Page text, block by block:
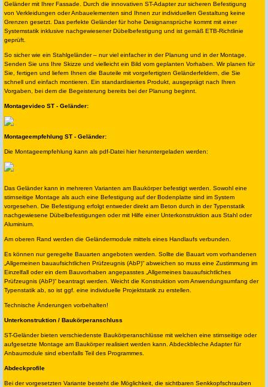
Geländer mit Ihrer Fassade. Durch die innovativen ST-Adapter zur sicheren Befestigung
von Verkleidungen oder Anbauelementen sind Ihnen zur individuellen Gestaltung keine
Grenzen gesetzt. Das perfekte Geländer für hohe Designansprüche kommt mit einer
Systemstatik inklusive nachgewiesener Dübelbefestigung und ist gemäß ETB-Richtlinie
geprüft.
So sicher wie ein Stahlgeländer – nur viel einfacher in der Planung und in der Montage.
Senden Sie uns Ihre Skizze und vielleicht ein Bild vom geplanten Vorhaben. Wir planen für
Sie, fertigen und liefern Ihnen die Bauteile mit vorgefertigten Geländerfeldern, die Sie
schnell und einfach montieren. Ein standardisiertes Produkt, ausgeprägt nach Ihren
Vorgaben, bei dem die Begeisterung bereits bei der Planung beginnt.
Montagevideo ST - Geländer:
Montageempfehlung ST - Geländer:
Die Montageempfehlung kann als pdf-Datei hier heruntergeladen werden:
Das Geländer kann in mehreren Varianten am Baukörper befestigt werden. Sowohl eine
stirnseitige Montage als auch eine Befestigung auf der Bodenplatte sind im System
vorgesehen. Die Befestigung erfolgt entweder direkt am Beton durch in der Typenstatik
nachgewiesene Dübelbefestigungen oder mit Hilfe einer Unterkonstruktion aus Stahl oder
Aluminium.
Am oberen Rand werden die Geländermodule mittels eines Handlaufs verbunden.
Es können nur geregelte Bauarten angeboten werden. Sollte die Bauart vom vorhandenen
„Allgemeinen bauaufsichtlichen Prüfzeugnis (AbP)“ abweichen so muss eine Zustimmung im
Einzelfall oder ein dem Bauvorhaben angepasstes „Allgemeines bauaufsichtliches
Prüfzeugnis (AbP)“ beantragt werden. Weicht die Konstruktion vom Anwendungsumfang der
Typenstatik ab, so ist ggf. eine individuelle Projektstatik zu erstellen.
Technische Änderungen vorbehalten!
Unterkonstruktion / Baukörperanschluss
ST-Geländer bieten verschiedenste Baukörperanschlüsse mit welchen eine stirnseitige oder
aufgesetzte Montage am Baukörper realisiert werden kann. Abdeckbleche Adapter für
Anbaumodule sind ebenfalls Teil des Programmes.
Abdeckprofile
Bei der vorgesetzten Variante besteht die Möglichkeit, die sichtbaren Senkkopfschrauben